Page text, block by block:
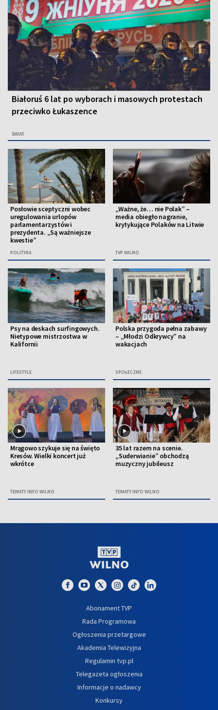
Białoruś 6 lat po wyborach i masowych protestach
przeciwko Łukaszence
ŚWIAT
Posłowie sceptyczni wobec
uregulowania urlopów
parlamentarzystów i
prezydenta. „Są ważniejsze
kwestie”
POLITYKA
„Ważne, że… nie Polak” –
media obiegło nagranie,
krytykujące Polaków na Litwie
TVP WILNO
Psy na deskach surfingowych.
Nietypowe mistrzostwa w
Kalifornii
LIFESTYLE
Polska przygoda pełna zabawy
– „Młodzi Odkrywcy” na
wakacjach
SPOŁECZNE
Mrągowo szykuje się na święto
Kresów. Wielki koncert już
wkrótce
TEMATY INFO WILNO
35 lat razem na scenie.
„Suderwianie” obchodzą
muzyczny jubileusz
TEMATY INFO WILNO
Abonament TVP
Rada Programowa
Ogłoszenia przetargowe
Akademia Telewizyjna
Regulamin tvp.pl
Telegazeta ogłoszenia
Informacje o nadawcy
Konkursy